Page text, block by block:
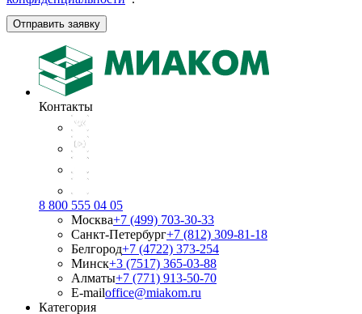
Отправить заявку
Контакты
8 800 555 04 05
Москва+7 (499) 703-30-33
Санкт-Петербург+7 (812) 309-81-18
Белгород+7 (4722) 373-254
Минск+3 (7517) 365-03-88
Алматы+7 (771) 913-50-70
E-mailoffice@miakom.ru
Категория